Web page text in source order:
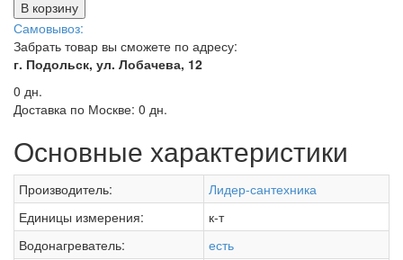
В корзину
Самовывоз:
Забрать товар вы сможете по адресу:
г. Подольск, ул. Лобачева, 12
0 дн.
Доставка по Москве: 0 дн.
Основные характеристики
Производитель:
Лидер-сантехника
Единицы измерения:
к-т
Водонагреватель:
есть